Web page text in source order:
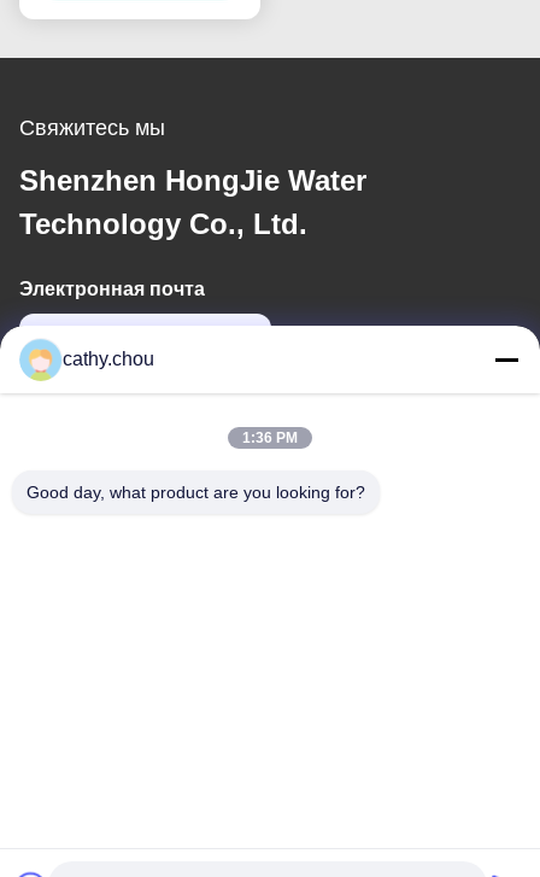
фильтрации воды
Свяжитесь мы
Shenzhen HongJie Water
Technology Co., Ltd.
Электронная почта
Поставщик. © авторского права -2026 Shenzhen HongJie Water
cathy.chou
1:36 PM
Good day, what product are you looking for?